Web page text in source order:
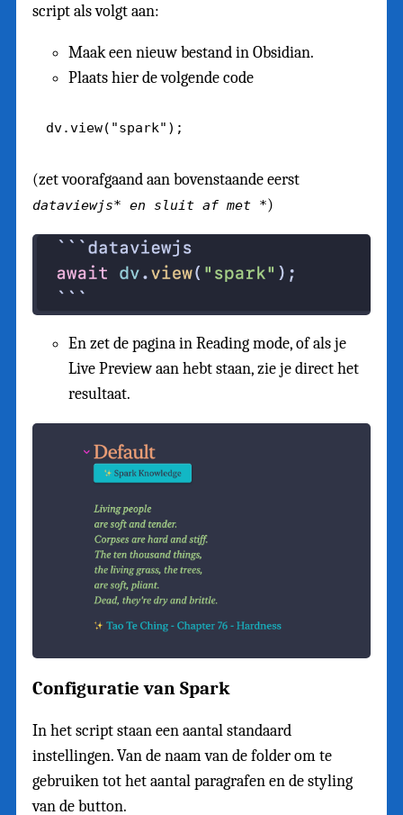
script als volgt aan:
Maak een nieuw bestand in Obsidian.
Plaats hier de volgende code
(zet voorafgaand aan bovenstaande eerst
dataviewjs* en sluit af met *)
En zet de pagina in Reading mode, of als je
Live Preview aan hebt staan, zie je direct het
resultaat.
Configuratie van Spark
In het script staan een aantal standaard
instellingen. Van de naam van de folder om te
gebruiken tot het aantal paragrafen en de styling
van de button.